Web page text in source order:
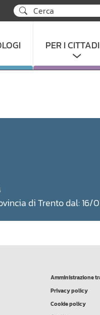
PER I
di Trento dal: 16/
Amministrazione
Privacy policy
Cookie policy